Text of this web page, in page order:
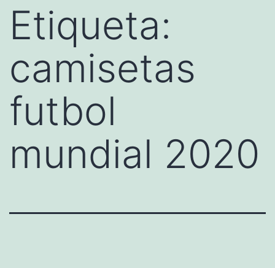
Etiqueta:
camisetas
futbol
mundial 2020